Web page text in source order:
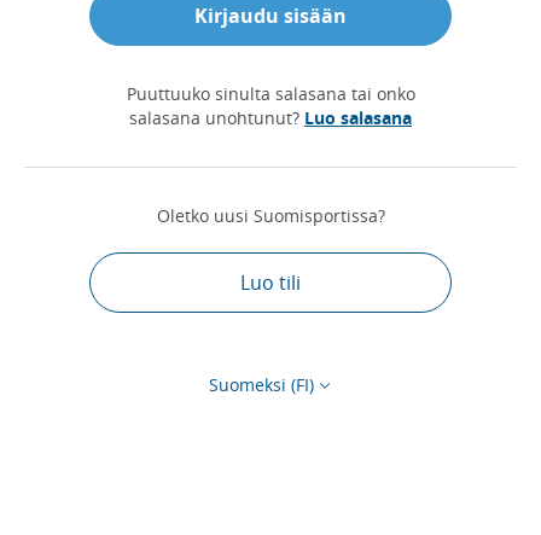
Kirjaudu sisään
Puuttuuko sinulta salasana tai onko
salasana unohtunut? Luo salasana
Oletko uusi Suomisportissa?
Luo tili
Suomeksi (FI)